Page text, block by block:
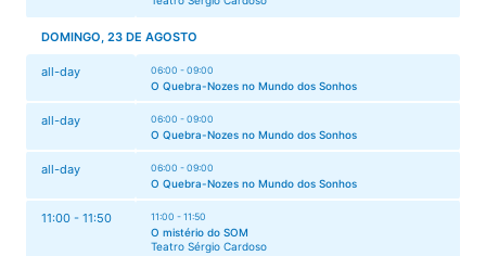
DOMINGO, 23 DE AGOSTO
all-day 06:00 - 09:00
O Quebra-Nozes no Mundo dos Sonhos
all-day 06:00 - 09:00
O Quebra-Nozes no Mundo dos Sonhos
all-day 06:00 - 09:00
O Quebra-Nozes no Mundo dos Sonhos
11:00 - 11:50 11:00 - 11:50
O mistério do SOM
Teatro Sérgio Cardoso